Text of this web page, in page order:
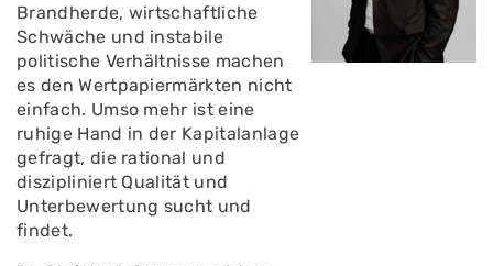
Brandherde, wirtschaftliche
Schwäche und instabile
politische Verhältnisse machen
es den Wertpapiermärkten nicht
einfach. Umso mehr ist eine
ruhige Hand in der Kapitalanlage
gefragt, die rational und
diszipliniert Qualität und
Unterbewertung sucht und
findet.